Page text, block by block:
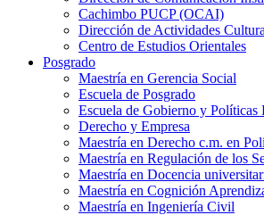
Cachimbo PUCP (OCAI)
Dirección de Actividades
Centro de Estudios Orientales
Posgrado
Maestría en Gerencia Social
Escuela de Posgrado
Escuela de Gobierno y Políticas
Derecho y Empresa
Maestría en Derecho c.m. en
Maestría en Regulación de los
Maestría en Docencia
Maestría en Cognición
Maestría en Ingeniería Civil